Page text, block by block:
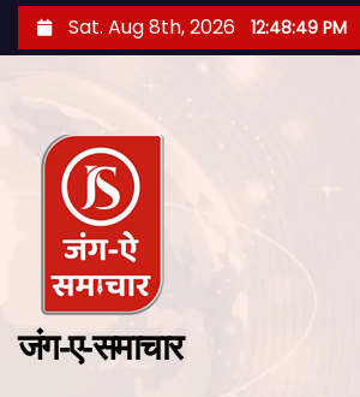
Sat. Aug 8th, 2026 12:48:50 PM
जंग-ए-समाचार